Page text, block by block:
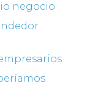
negocio